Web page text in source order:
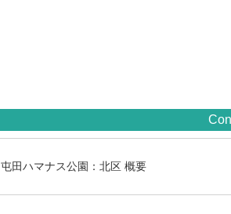
屯田ハマナス公園：北区 概要